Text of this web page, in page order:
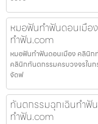
หมอฟันทำฟันดอนเมือ
ทำฟัน.com
หมอฟันทำฟันดอนเมือง คลินิก
คลินิกทันตกรรมครบวงจรใน
จัดฟ
ทันตกรรมฉุกเฉินทำฟั
ทำฟัน.com